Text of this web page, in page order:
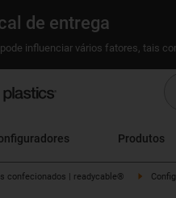
de entrega
influenciar vários fatores, tais
Produtos
confecionados | readycable®